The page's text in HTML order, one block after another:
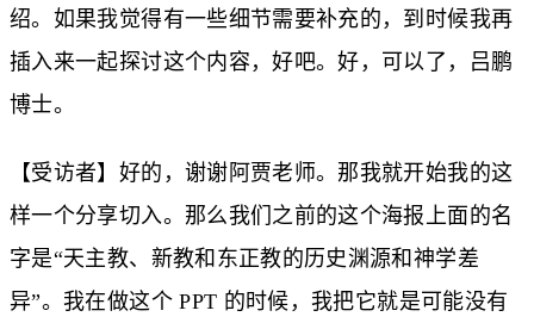
绍。如果我觉得有一些细节需要补充的，到时候我再
插入来一起探讨这个内容，好吧。好，可以了，吕鹏
博士。
【受访者】好的，谢谢阿贾老师。那我就开始我的这
样一个分享切入。那么我们之前的这个海报上面的名
字是“天主教、新教和东正教的历史渊源和神学差
异”。我在做这个 PPT 的时候，我把它就是可能没有